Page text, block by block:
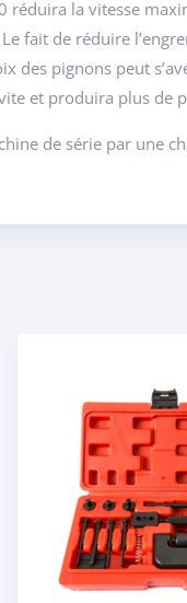
la vitesse
fait de réduire
pignons peut
et produira plus de
de série par une